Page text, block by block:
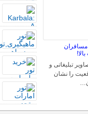
مسافران
تبلیغاتی و
را نشان